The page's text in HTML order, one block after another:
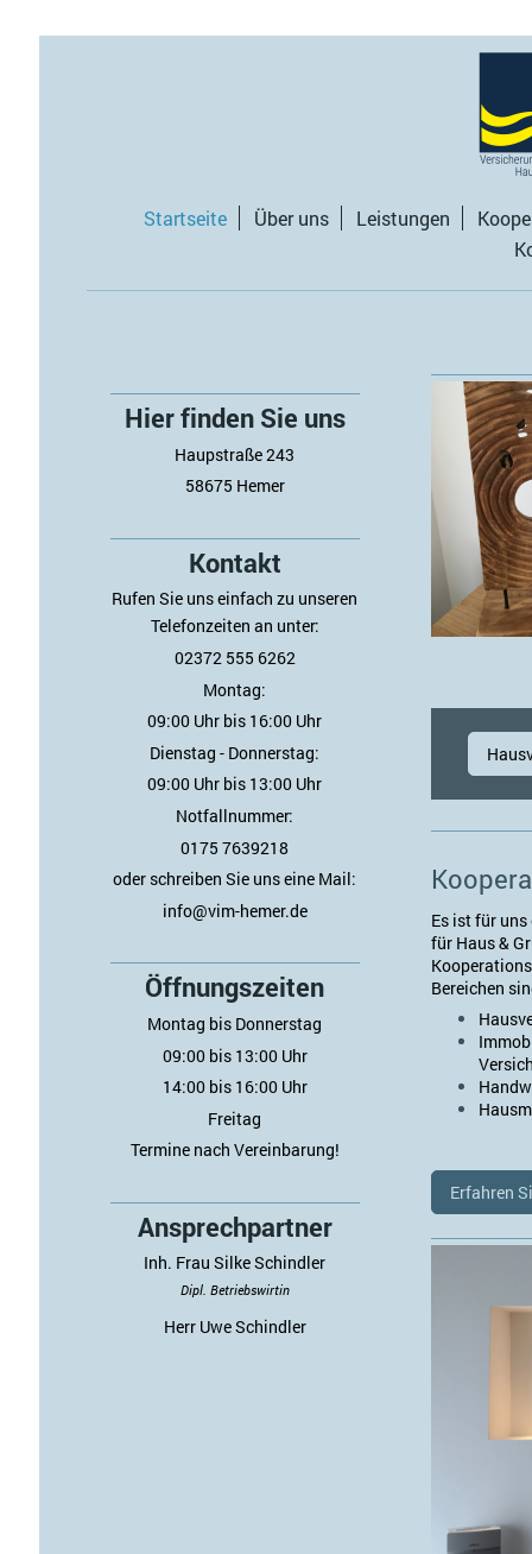
Startseite Über uns Leistungen
Es ist für
für Haus &
Bereichen
Erfahren
Hier finden Sie uns
Haupstraße 243
58675 Hemer
Kontakt
Rufen Sie uns einfach zu unseren
Telefonzeiten an unter:
02372 555 6262
Montag:
09:00 Uhr bis 16:00 Uhr
Dienstag - Donnerstag:
09:00 Uhr bis 13:00 Uhr
Notfallnummer:
0175 7639218
oder schreiben Sie uns eine Mail:
info@vim-hemer.de
Öffnungszeiten
Montag bis Donnerstag
09:00 bis 13:00 Uhr
14:00 bis 16:00 Uhr
Freitag
Termine nach Vereinbarung!
Ansprechpartner
Inh. Frau Silke Schindler
Dipl. Betriebswirtin
Herr Uwe Schindler